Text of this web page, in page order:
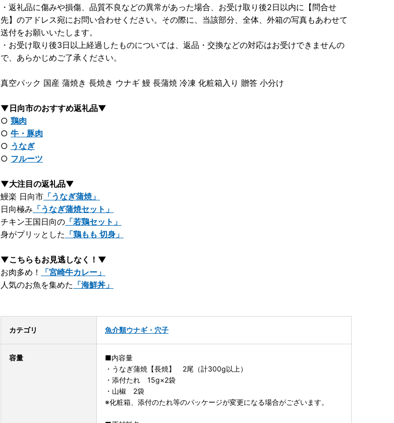
・返礼品に傷みや損傷、品質不良などの異常があった場合、お受け取り後2日以内に【問合せ
先】のアドレス宛にお問い合わせください。その際に、当該部分、全体、外箱の写真もあわせて
送付をお願いいたします。
・お受け取り後3日以上経過したものについては、返品・交換などの対応はお受けできませんの
で、あらかじめご了承ください。
真空パック 国産 蒲焼き 長焼き ウナギ 鰻 長蒲焼 冷凍 化粧箱入り 贈答 小分け
▼日向市のおすすめ返礼品▼
○ 鶏肉
○ 牛・豚肉
○ うなぎ
○ フルーツ
▼大注目の返礼品▼
鰻楽 日向市 「うなぎ蒲焼」
日向極み 「うなぎ蒲焼セット」
チキン王国日向の 「若鶏セット」
身がプリッとした 「鶏もも 切身」
▼こちらもお見逃しなく！▼
お肉多め！
「宮崎牛カレー」
人気のお魚を集めた 「海鮮丼」
カテゴリ 魚介類ウナギ・穴子
容量
■内容量
・うなぎ蒲焼【長焼】 2尾（計300g以上）
・添付たれ 15g×2袋
・山椒 2袋
※化粧箱、添付のたれ等のパッケージが変更になる場合がございます。